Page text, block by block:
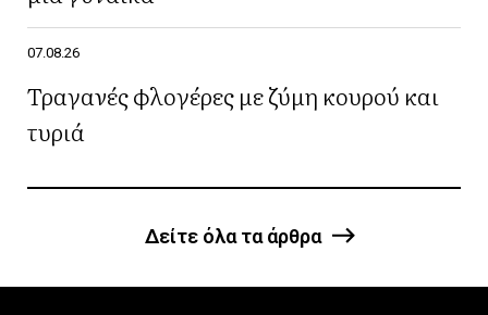
07.08.26
Τραγανές φλογέρες με ζύμη κουρού και
τυριά
Δείτε όλα τα άρθρα